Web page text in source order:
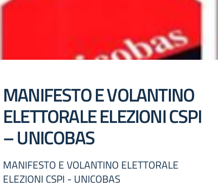
MANIFESTO E VOLANTINO
ELETTORALE ELEZIONI CSPI
– UNICOBAS
MANIFESTO E VOLANTINO ELETTORALE
ELEZIONI CSPI - UNICOBAS